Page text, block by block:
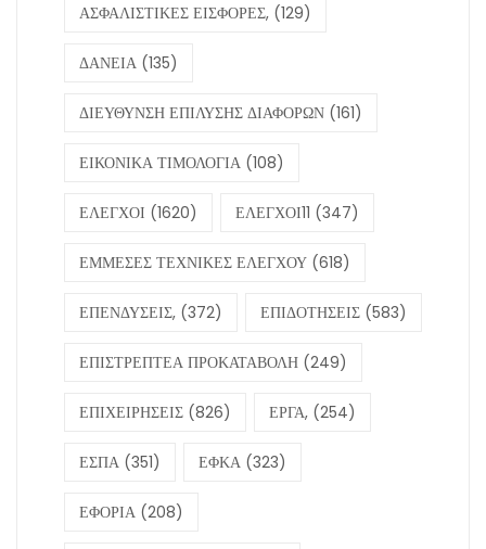
ΑΣΦΑΛΙΣΤΙΚΕΣ ΕΙΣΦΟΡΕΣ, (129)
ΔΑΝΕΙΑ (135)
ΔΙΕΥΘΥΝΣΗ ΕΠΙΛΥΣΗΣ ΔΙΑΦΟΡΩΝ (161)
ΕΙΚΟΝΙΚΑ ΤΙΜΟΛΟΓΙΑ (108)
ΕΛΕΓΧΟΙ (1620) ΕΛΕΓΧΟΙ11 (347)
ΕΜΜΕΣΕΣ ΤΕΧΝΙΚΕΣ ΕΛΕΓΧΟΥ (618)
ΕΠΕΝΔΥΣΕΙΣ, (372) ΕΠΙΔΟΤΗΣΕΙΣ (583)
ΕΠΙΣΤΡΕΠΤΕΑ ΠΡΟΚΑΤΑΒΟΛΗ (249)
ΕΠΙΧΕΙΡΗΣΕΙΣ (826) ΕΡΓΑ, (254)
ΕΣΠΑ (351) ΕΦΚΑ (323)
ΕΦΟΡΙΑ (208)